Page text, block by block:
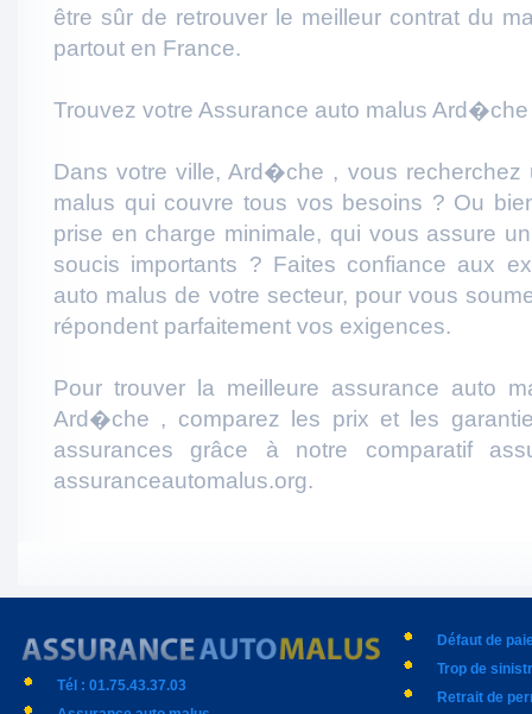
être sûr de retrouver le meilleur contrat du
partout en France.
Trouvez votre Assurance auto malus Ard�che
Dans votre ville, Ard�che , vous recherchez
malus qui couvre tous vos besoins ? Ou
prise en charge minimale, qui vous assure
soucis importants ? Faites confiance aux
auto malus de votre secteur, pour vous
répondent parfaitement vos exigences.
Pour trouver la meilleure assurance auto
Ard�che , comparez les prix et les
assurances grâce à notre comparatif
assuranceautomalus.org.
Tél : 01.75.43.37.03
Défaut de
Trop de
Retrait de